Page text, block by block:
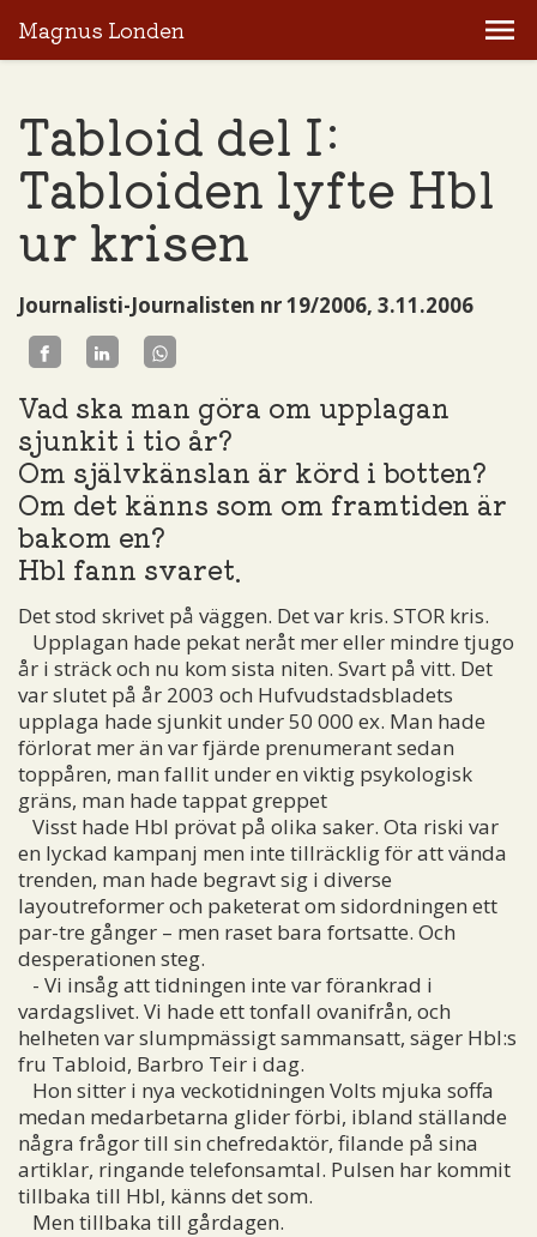
Magnus Londen
Tabloid del I:
Tabloiden lyfte Hbl
ur krisen
Journalisti-Journalisten nr 19/2006, 3.11.2006
Vad ska man göra om upplagan
sjunkit i tio år?
Om självkänslan är körd i botten?
Om det känns som om framtiden är
bakom en?
Hbl fann svaret.
Det stod skrivet på väggen. Det var kris. STOR kris.
Upplagan hade pekat neråt mer eller mindre tjugo
år i sträck och nu kom sista niten. Svart på vitt. Det
var slutet på år 2003 och Hufvudstadsbladets
upplaga hade sjunkit under 50 000 ex. Man hade
förlorat mer än var fjärde prenumerant sedan
toppåren, man fallit under en viktig psykologisk
gräns, man hade tappat greppet
Visst hade Hbl prövat på olika saker. Ota riski var
en lyckad kampanj men inte tillräcklig för att vända
trenden, man hade begravt sig i diverse
layoutreformer och paketerat om sidordningen ett
par-tre gånger – men raset bara fortsatte. Och
desperationen steg.
- Vi insåg att tidningen inte var förankrad i
vardagslivet. Vi hade ett tonfall ovanifrån, och
helheten var slumpmässigt sammansatt, säger Hbl:s
fru Tabloid, Barbro Teir i dag.
Hon sitter i nya veckotidningen Volts mjuka soffa
medan medarbetarna glider förbi, ibland ställande
några frågor till sin chefredaktör, filande på sina
artiklar, ringande telefonsamtal. Pulsen har kommit
tillbaka till Hbl, känns det som.
Men tillbaka till gårdagen.